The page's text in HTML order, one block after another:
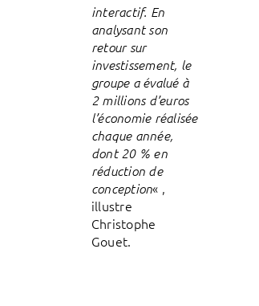
interactif. En
analysant son
retour sur
investissement, le
groupe a évalué à
2 millions d’euros
l’économie réalisée
chaque année,
dont 20 % en
réduction de
conception« ,
illustre
Christophe
Gouet.